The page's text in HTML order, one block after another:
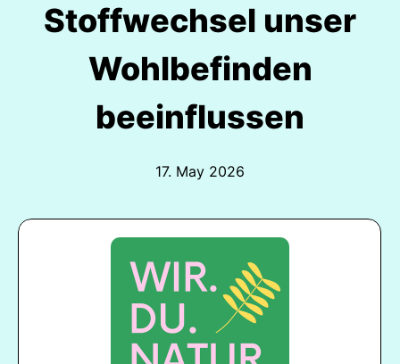
Stoffwechsel unser
Wohlbefinden
beeinflussen
17. May 2026